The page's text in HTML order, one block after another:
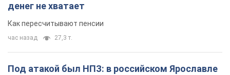
денег не хватает
Как пересчитывают пенсии
час назад 27,3 т.
Под атакой был НПЗ: в российском Ярославле